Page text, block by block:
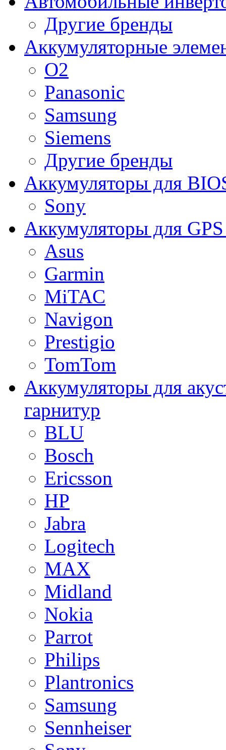
Другие бренды
Аккумуляторные
O2
Panasonic
Samsung
Siemens
Другие бренды
Аккумуляторы для
Sony
Аккумуляторы для GPS
Asus
Garmin
MiTAC
Navigon
Prestigio
TomTom
Аккумуляторы для
гарнитур
BLU
Bosch
Ericsson
HP
Jabra
Logitech
MAX
Midland
Nokia
Parrot
Philips
Plantronics
Samsung
Sennheiser